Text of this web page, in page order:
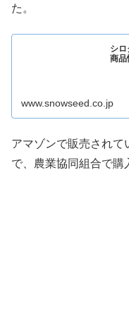
た。
シロ
商品
www.snowseed.co.jp
アマゾンで販売され
で、農業協同組合で購